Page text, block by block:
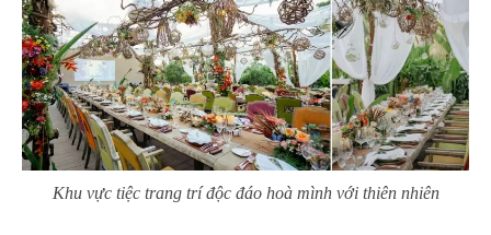
Khu vực tiệc trang trí độc đáo hoà mình với thiên nhiên